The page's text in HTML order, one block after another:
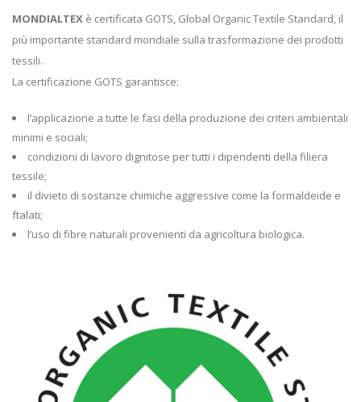
MONDIALTEX è certificata GOTS, Global Organic Textile Standard, il
più importante standard mondiale sulla trasformazione dei prodotti
tessili.
La certificazione GOTS garantisce:
l’applicazione a tutte le fasi della produzione dei criteri ambientali
minimi e sociali;
condizioni di lavoro dignitose per tutti i dipendenti della filiera
tessile;
il divieto di sostanze chimiche aggressive come la formaldeide e
ftalati;
l’uso di fibre naturali provenienti da agricoltura biologica.